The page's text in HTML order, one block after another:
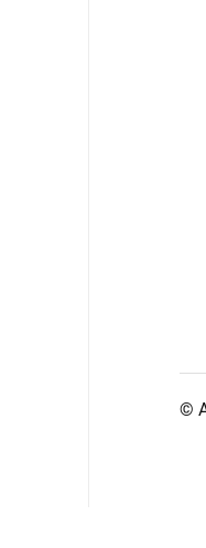
©